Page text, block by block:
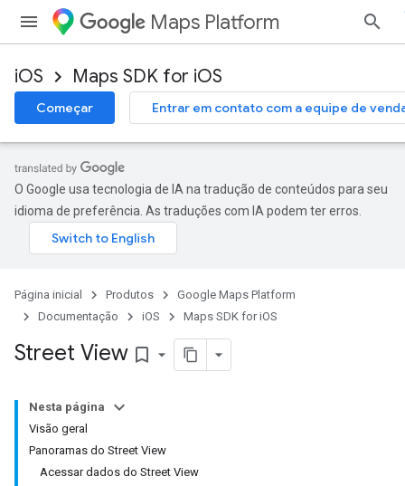
Maps Platform
iOS Maps SDK for iOS
Começar Entrar em contato com a equipe de
O Google usa tecnologia de IA na tradução de conteúdos para seu
idioma de preferência. As traduções com IA podem ter erros.
Página inicial Produtos
Google Maps Platform
Documentação
iOS Maps SDK for iOS
Street View bookmark_border
Nesta página
Visão geral
Panoramas do Street View
Acessar dados do Street View